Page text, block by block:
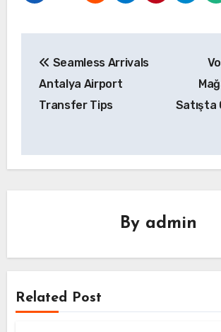
gezinmesi
Seamless Arrivals
Antalya Airport
Transfer Tips
Satışta
By admin
Related Post